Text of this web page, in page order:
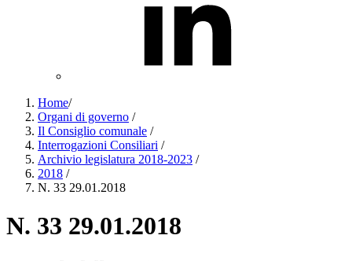
Home/
Organi di governo /
Il Consiglio comunale /
Interrogazioni Consiliari /
Archivio legislatura 2018-2023 /
2018 /
N. 33 29.01.2018
N. 33 29.01.2018